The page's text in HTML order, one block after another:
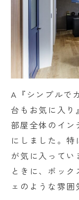
A『シンプルで
台もお気に入り』
部屋全体のイ
にしました。
が気に入って
ときに、ボッ
ェのような雰囲